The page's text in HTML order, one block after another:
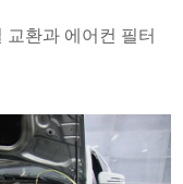
환과 에어컨 필터